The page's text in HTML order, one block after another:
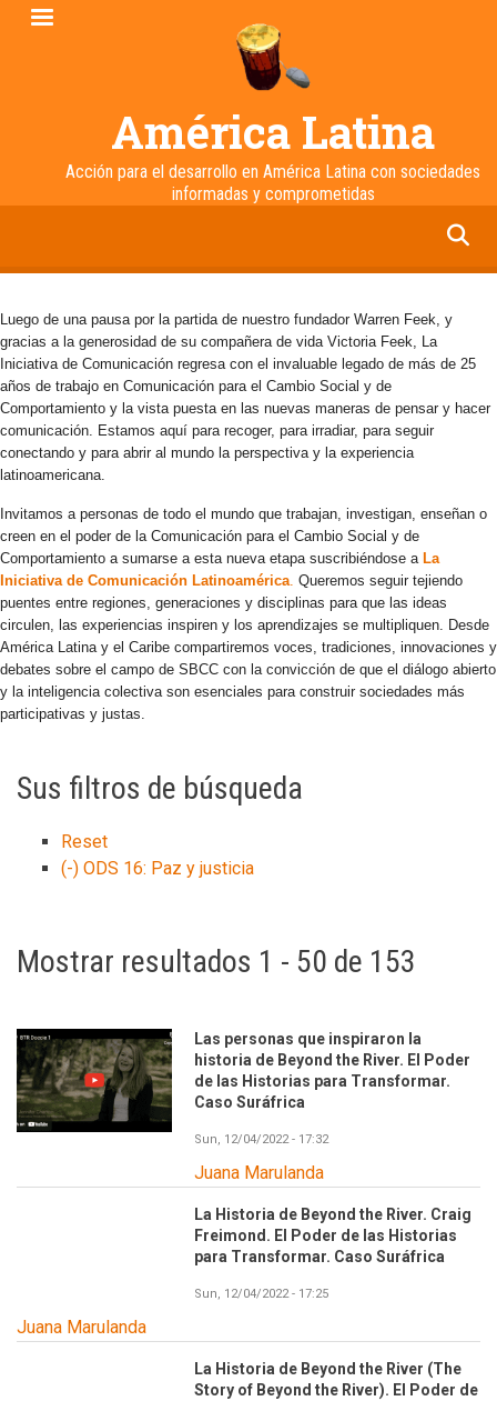
Pasar
América Latina
Acción para el desarrollo en América Latina con sociedades
informadas y comprometidas
Luego de una pausa por la partida de nuestro fundador Warren Feek, y
gracias a la generosidad de su compañera de vida Victoria Feek, La
Iniciativa de Comunicación regresa con el invaluable legado de más de 25
años de trabajo en Comunicación para el Cambio Social y de
Comportamiento y la vista puesta en las nuevas maneras de pensar y hacer
comunicación. Estamos aquí para recoger, para irradiar, para seguir
conectando y para abrir al mundo la perspectiva y la experiencia
latinoamericana.
Invitamos a personas de todo el mundo que trabajan, investigan, enseñan o
creen en el poder de la Comunicación para el Cambio Social y de
Comportamiento a sumarse a esta nueva etapa suscribiéndose a La
Iniciativa de Comunicación Latinoamérica. Queremos seguir tejiendo
puentes entre regiones, generaciones y disciplinas para que las ideas
circulen, las experiencias inspiren y los aprendizajes se multipliquen. Desde
América Latina y el Caribe compartiremos voces, tradiciones, innovaciones y
debates sobre el campo de SBCC con la convicción de que el diálogo abierto
y la inteligencia colectiva son esenciales para construir sociedades más
participativas y justas.
Sus filtros de búsqueda
Reset
(-) ODS 16: Paz y justicia
Mostrar resultados 1 - 50 de 153
Las personas que inspiraron la
historia de Beyond the River. El Poder
de las Historias para Transformar.
Caso Suráfrica
Sun, 12/04/2022 - 17:32
Juana Marulanda
La Historia de Beyond the River. Craig
Freimond. El Poder de las Historias
para Transformar. Caso Suráfrica
Sun, 12/04/2022 - 17:25
Juana Marulanda
La Historia de Beyond the River (The
Story of Beyond the River). El Poder de